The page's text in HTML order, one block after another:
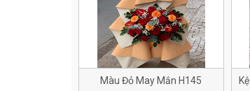
Màu Đỏ May Mắn H145